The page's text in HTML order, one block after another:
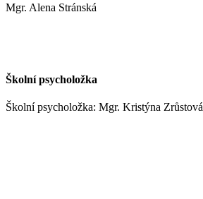
Mgr. Alena Stránská
Školní psycholožka
Školní psycholožka: Mgr. Kristýna Zrůstová